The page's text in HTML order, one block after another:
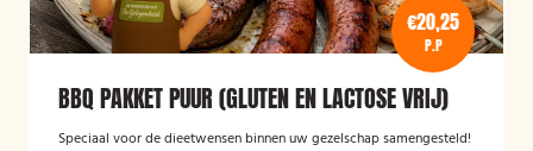
€20,25
P.P
BBQ PAKKET PUUR (GLUTEN EN LACTOSE VRIJ)
Speciaal voor de dieetwensen binnen uw gezelschap samengesteld!